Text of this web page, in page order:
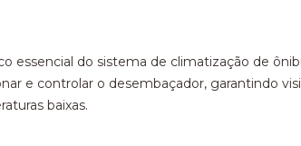
essencial do sistema de climatização de
e controlar o desembaçador, garantindo
baixas.